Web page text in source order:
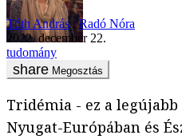
Tóth András ,Radó Nóra
2022. december 22.
tudomány
Megosztás
Tridémia - ez a
Nyugat-Európában és